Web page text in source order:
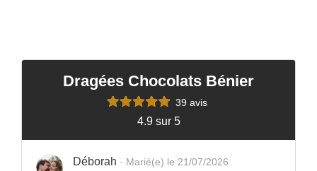
Dragées Chocolats Bénier
39 avis
4.9 sur 5
Déborah · Marié(e) le 21/07/2026